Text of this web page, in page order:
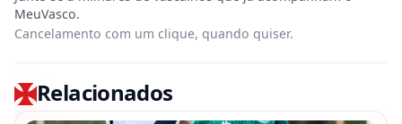
Cancelamento com um clique, quando quiser.
Relacionados